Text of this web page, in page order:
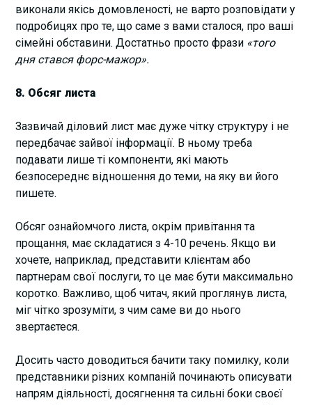
виконали якісь домовленості, не варто розповідати у
подробицях про те, що саме з вами сталося, про ваші
сімейні обставини. Достатньо просто фрази «того
дня стався форс-мажор».
8. Обсяг листа
Зазвичай діловий лист має дуже чітку структуру і не
передбачає зайвої інформації. В ньому треба
подавати лише ті компоненти, які мають
безпосереднє відношення до теми, на яку ви його
пишете.
Обсяг ознайомчого листа, окрім привітання та
прощання, має складатися з 4-10 речень. Якщо ви
хочете, наприклад, представити клієнтам або
партнерам свої послуги, то це має бути максимально
коротко. Важливо, щоб читач, який проглянув листа,
міг чітко зрозуміти, з чим саме ви до нього
звертаєтеся.
Досить часто доводиться бачити таку помилку, коли
представники різних компаній починають описувати
напрям діяльності, досягнення та сильні боки своєї